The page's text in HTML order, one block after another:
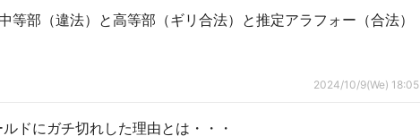
中等部（違法）と高等部（ギリ合法）と推定アラフォー（合法）
2024/10/9(We) 18:05
ドにガチ切れした理由とは・・・